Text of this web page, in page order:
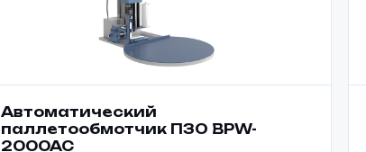
Автоматический
паллетообмотчик ПЗО BPW-
2000AC